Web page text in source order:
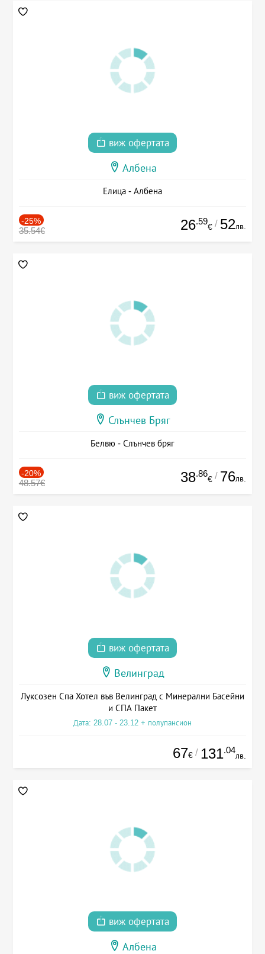
виж офертата
Албена
Елица - Албена
-25%
35.54€ 26.59
€ / 52лв.
виж офертата
Слънчев Бряг
Белвю - Слънчев бряг
-20%
48.57€ 38.86
€ / 76лв.
виж офертата
Велинград
Луксозен Спа Хотел във Велинград с Минерални Басейни
и СПА Пакет
Дата: 28.07 - 23.12 + полупансион
67€ / 131.04
лв.
виж офертата
Албена